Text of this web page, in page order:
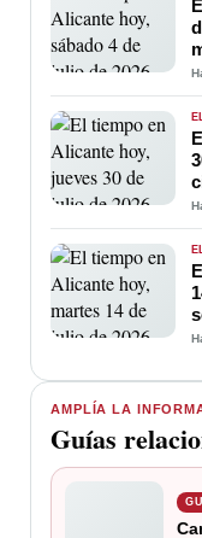
AMPLÍA LA
Guías